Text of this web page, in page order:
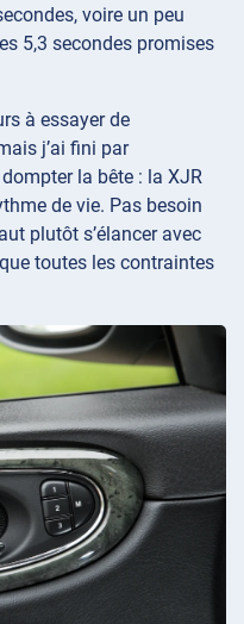
voire un peu
5,3 secondes promises
à essayer de
j’ai fini par
la bête : la XJR
de vie. Pas besoin
plutôt s’élancer avec
toutes les contraintes